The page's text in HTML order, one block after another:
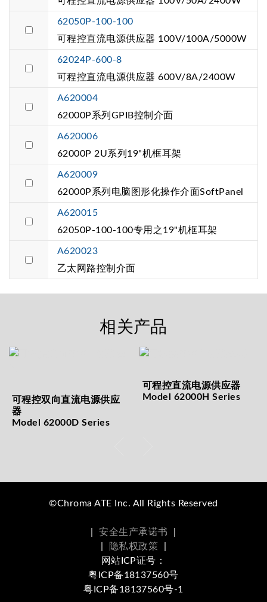
62050P-100-100
可程控直流电源供应器 100V/100A/5000W
62024P-600-8
可程控直流电源供应器 600V/8A/2400W
A620004
62000P系列GPIB控制介面
A620006
62000P 2U系列19"机框耳架
A620009
62000P系列电脑图形化操作介面SoftPanel
A620015
62050P-100-100专用之19"机框耳架
A620023
乙太网路控制介面
相关产品
可程控双向直流电源供应
器
Model 62000D Series
可程控直流电源供应器
Model 62000H Series
©Chroma ATE Inc. All Rights Reserved
安全生产承诺书
隐私权政策
网站ICP证号：
粤ICP备18137560号
粤ICP备18137560号-1